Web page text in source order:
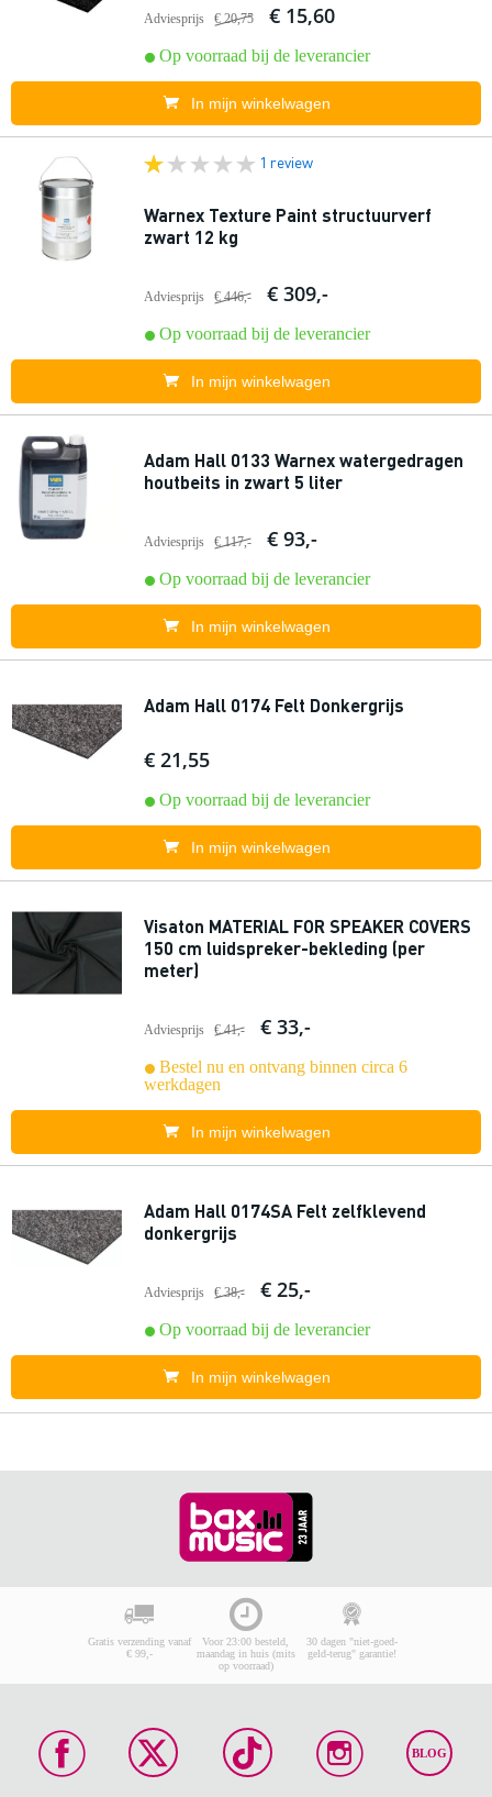
Adviesprijs € 20,75 € 15,60
Op voorraad bij de leverancier
In mijn winkelwagen
1 review
Warnex Texture Paint structuurverf
zwart 12 kg
Adviesprijs € 446,- € 309,-
Op voorraad bij de leverancier
In mijn winkelwagen
Adam Hall 0133 Warnex watergedragen
houtbeits in zwart 5 liter
Adviesprijs € 117,- € 93,-
Op voorraad bij de leverancier
In mijn winkelwagen
Adam Hall 0174 Felt Donkergrijs
€ 21,55
Op voorraad bij de leverancier
In mijn winkelwagen
Visaton MATERIAL FOR SPEAKER COVERS
150 cm luidspreker-bekleding (per
meter)
Adviesprijs € 41,- € 33,-
Bestel nu en ontvang binnen circa 6
werkdagen
In mijn winkelwagen
Adam Hall 0174SA Felt zelfklevend
donkergrijs
Adviesprijs € 38,- € 25,-
Op voorraad bij de leverancier
In mijn winkelwagen
Gratis verzending vanaf
€ 99,-
Voor 23:00 besteld,
maandag in huis (mits
op voorraad)
30 dagen "niet-goed-
geld-terug" garantie!
BLOG